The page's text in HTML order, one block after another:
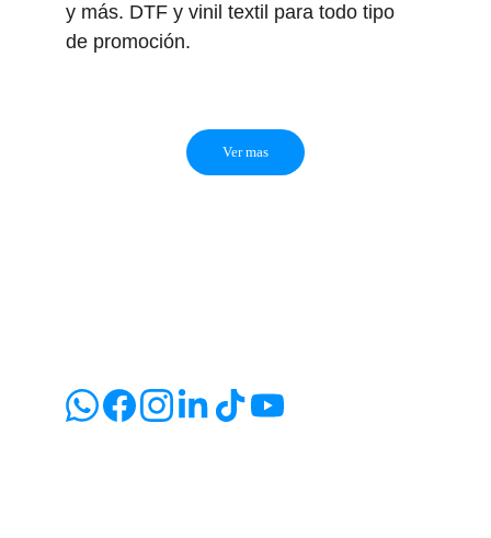
y más. DTF y vinil textil para todo tipo
de promoción.
Ver mas